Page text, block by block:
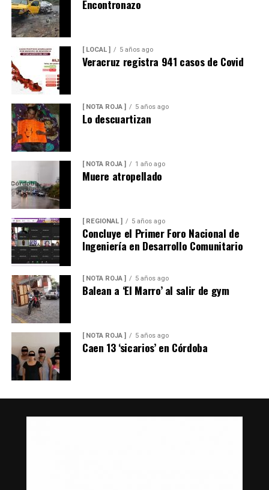
Encontronazo
[ LOCAL ] 5 años ago
Veracruz registra 941 casos de Covid
[ NOTA ROJA ] 5 años ago
Lo descuartizan
[ NOTA ROJA ] 1 año ago
Muere atropellado
[ REGIONAL ] 5 años ago
Concluye el Primer Foro Nacional de
Ingeniería en Desarrollo Comunitario
[ NOTA ROJA ] 5 años ago
Balean a ‘El Marro’ al salir de gym
[ NOTA ROJA ] 5 años ago
Caen 13 ‘sicarios’ en Córdoba